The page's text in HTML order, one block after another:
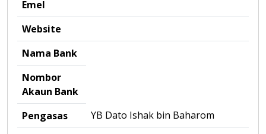
Emel
Website
Nama Bank
Nombor
Akaun Bank
Pengasas
YB Dato Ishak bin Baharom